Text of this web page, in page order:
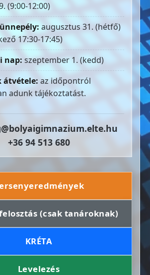
(9:00-12:00)
augusztus 31. (hétfő)
17:30-17:45)
nap: szeptember 1. (kedd)
átvétele: az időpontról
adunk tájékoztatást.
+36 94 513 680
(csak tanároknak)
KRÉTA
Levelezés